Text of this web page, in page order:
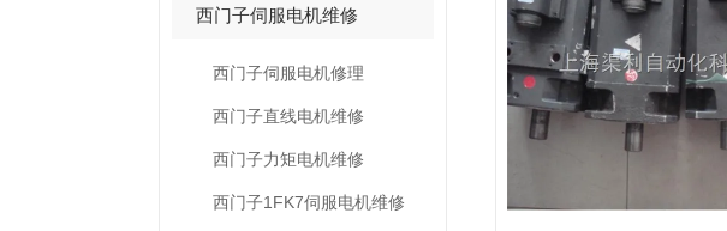
西门子伺服电机维修
西门子伺服电机修理
西门子直线电机维修
西门子力矩电机维修
西门子1FK7伺服电机维修